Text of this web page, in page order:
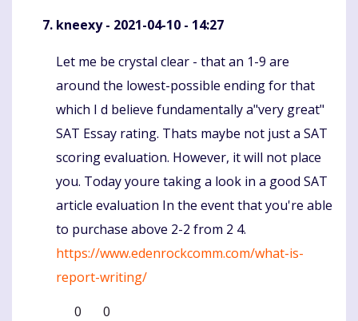
kneexy- 2021-04-10 - 14:27
Komentaras
Let me be crystal clear - that an 1-9 are
around the lowest-possible ending for that
which I d believe fundamentally a"very great"
SAT Essay rating. Thats maybe not just a SAT
scoring evaluation. However, it will not place
you. Today youre taking a look in a good SAT
article evaluation In the event that you're able
to purchase above 2-2 from 2 4.
https://www.edenrockcomm.com/what-is-
report-writing/
0
0